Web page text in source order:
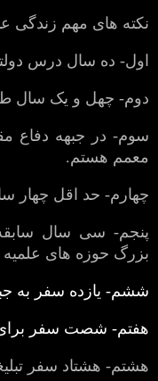
نکته های مهم زندگی
اول- ده سال درس
دوم- چهل و یک سال
سوم- در جبهه
معمم هستم.
چهارم- حد اقل چهار
پنجم- سی سال
بزرگ حوزه های علمیه
ششم- یازده سفر به
هفتم- شصت سفر برای
هشتم- هشتاد سفر